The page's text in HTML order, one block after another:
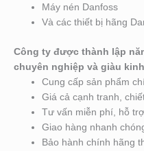
Máy nén Danfoss
Và các thiết bị hãng
Công ty được thành lập
chuyên nghiệp và giàu
Cung cấp sản phẩm
Giá cả cạnh tranh,
Tư vấn miễn phí, hỗ
Giao hàng nhanh
Bảo hành chính hãng